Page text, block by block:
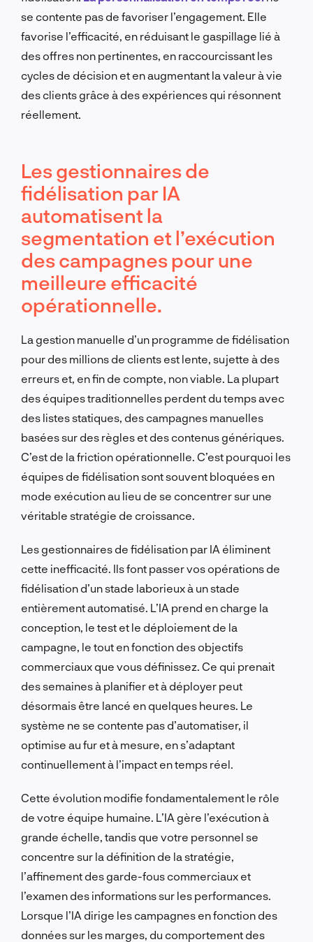
se contente pas de favoriser l’engagement. Elle
favorise l’efficacité, en réduisant le gaspillage lié à
des offres non pertinentes, en raccourcissant les
cycles de décision et en augmentant la valeur à vie
des clients grâce à des expériences qui résonnent
réellement.
Les gestionnaires de
fidélisation par IA
automatisent la
segmentation et l’exécution
des campagnes pour une
meilleure efficacité
opérationnelle.
La gestion manuelle d’un programme de fidélisation
pour des millions de clients est lente, sujette à des
erreurs et, en fin de compte, non viable. La plupart
des équipes traditionnelles perdent du temps avec
des listes statiques, des campagnes manuelles
basées sur des règles et des contenus génériques.
C’est de la friction opérationnelle. C’est pourquoi les
équipes de fidélisation sont souvent bloquées en
mode exécution au lieu de se concentrer sur une
véritable stratégie de croissance.
Les gestionnaires de fidélisation par IA éliminent
cette inefficacité. Ils font passer vos opérations de
fidélisation d’un stade laborieux à un stade
entièrement automatisé. L’IA prend en charge la
conception, le test et le déploiement de la
campagne, le tout en fonction des objectifs
commerciaux que vous définissez. Ce qui prenait
des semaines à planifier et à déployer peut
désormais être lancé en quelques heures. Le
système ne se contente pas d’automatiser, il
optimise au fur et à mesure, en s’adaptant
continuellement à l’impact en temps réel.
Cette évolution modifie fondamentalement le rôle
de votre équipe humaine. L’IA gère l’exécution à
grande échelle, tandis que votre personnel se
concentre sur la définition de la stratégie,
l’affinement des garde-fous commerciaux et
l’examen des informations sur les performances.
Lorsque l’IA dirige les campagnes en fonction des
données sur les marges, du comportement des